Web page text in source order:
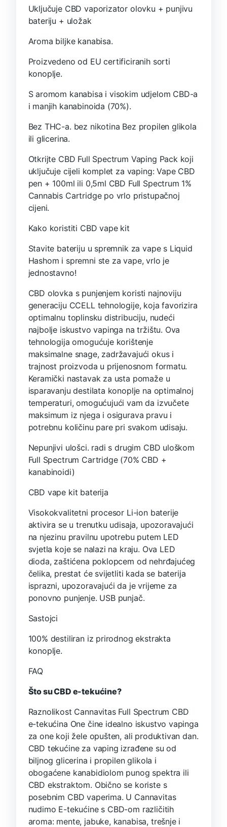
Uključuje CBD vaporizator olovku + punjivu
bateriju + uložak
Aroma biljke kanabisa.
Proizvedeno od EU certificiranih sorti
konoplje.
S aromom kanabisa i visokim udjelom CBD-a
i manjih kanabinoida (70%).
Bez THC-a. bez nikotina Bez propilen glikola
ili glicerina.
Otkrijte CBD Full Spectrum Vaping Pack koji
uključuje cijeli komplet za vaping: Vape CBD
pen + 100ml ili 0,5ml CBD Full Spectrum 1%
Cannabis Cartridge po vrlo pristupačnoj
cijeni.
Kako koristiti CBD vape kit
Stavite bateriju u spremnik za vape s Liquid
Hashom i spremni ste za vape, vrlo je
jednostavno!
CBD olovka s punjenjem koristi najnoviju
generaciju CCELL tehnologije, koja favorizira
optimalnu toplinsku distribuciju, nudeći
najbolje iskustvo vapinga na tržištu. Ova
tehnologija omogućuje korištenje
maksimalne snage, zadržavajući okus i
trajnost proizvoda u prijenosnom formatu.
Keramički nastavak za usta pomaže u
isparavanju destilata konoplje na optimalnoj
temperaturi, omogućujući vam da izvučete
maksimum iz njega i osigurava pravu i
potrebnu količinu pare pri svakom udisaju.
Nepunjivi ulošci. radi s drugim CBD uloškom
Full Spectrum Cartridge (70% CBD +
kanabinoidi)
CBD vape kit baterija
Visokokvalitetni procesor Li-ion baterije
aktivira se u trenutku udisaja, upozoravajući
na njezinu pravilnu upotrebu putem LED
svjetla koje se nalazi na kraju. Ova LED
dioda, zaštićena poklopcem od nehrđajućeg
čelika, prestat će svijetliti kada se baterija
isprazni, upozoravajući da je vrijeme za
ponovno punjenje. USB punjač.
Sastojci
100% destiliran iz prirodnog ekstrakta
konoplje.
FAQ
Što su CBD e-tekućine?
Raznolikost Cannavitas Full Spectrum CBD
e-tekućina One čine idealno iskustvo vapinga
za one koji žele opušten, ali produktivan dan.
CBD tekućine za vaping izrađene su od
biljnog glicerina i propilen glikola i
obogaćene kanabidiolom punog spektra ili
CBD ekstraktom. Obično se koriste s
posebnim CBD vaperima. U Cannavitas
nudimo E-tekućine s CBD-om različitih
aroma: mente, jabuke, kanabisa, trešnje i